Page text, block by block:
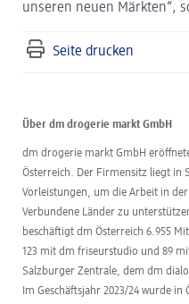
unseren neuen Märkten“,
Seite drucken
Über dm drogerie markt GmbH
dm drogerie markt GmbH
Österreich. Der Firmensitz liegt in
Vorleistungen, um die Arbeit in
Verbundene Länder zu
beschäftigt dm Österreich 6.955
123 mit dm friseurstudio und 89
Salzburger Zentrale, dem dm
Im Geschäftsjahr 2023/24 wurde